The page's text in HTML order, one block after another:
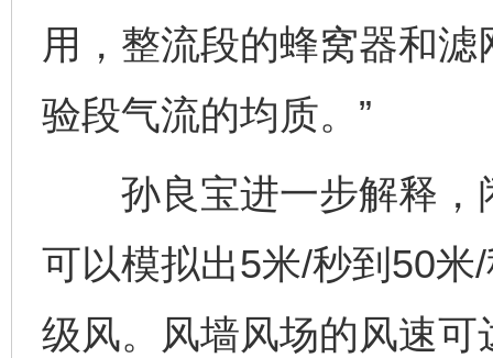
用，整流段的蜂窝器和
验段气流的均质。”
孙良宝进一步解释，
可以模拟出5米/秒到50
级风。风墙风场的风速